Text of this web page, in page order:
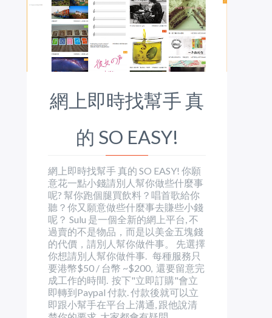
網上即時找幫手 真
的 SO EASY!
網上即時找幫手 真的 SO EASY! 你願
意花一點小錢請別人幫你做些什麼事
呢? 幫你跑個腿買飲料？唱首歌給你
聽？你又願意做些什麼事去賺些小錢
呢？ Sulu 是一個全新的網上平台, 不
過賣的不是物品，而是以美金五塊錢
的代價，請別人幫你做件事。 先選擇
你想請別人幫你做件事. 每種服務只
要港幣$50 / 台幣 ~$200, 還要留意完
成工作的時間. 按下"立即訂購"會立
即轉到Paypal 付款. 付款後就可以立
即跟小幫手在平台上溝通, 跟他說清